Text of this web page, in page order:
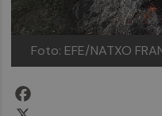
Foto: EFE/NATXO